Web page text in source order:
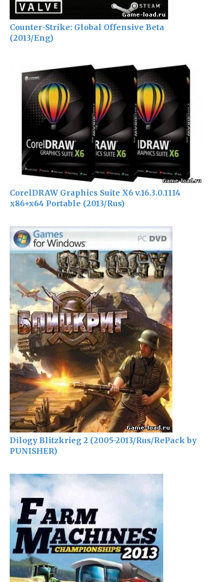
Counter-Strike: Global Offensive Beta
(2013/Eng)
CorelDRAW Graphics Suite X6 v.16.3.0.1114
x86+x64 Portable (2013/Rus)
Dilogy Blitzkrieg 2 (2005-2013/Rus/RePack by
PUNISHER)